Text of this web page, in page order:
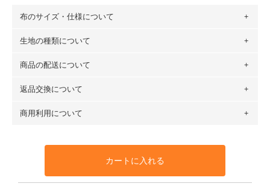
布のサイズ・仕様について
布の長さは50cm単位での販売になります。
場合 → 購入数量「7」
生地の種類について
・現在、すべてのデザインのプリントに使用している生地は
ットン（ダブルガーゼ）・100％コットン（ローン）・コッ
トンリネン（ビエラ織）・100％コットン（ツイル）・
100％コットン（キャンバス・11号帆布）です。
生地見本サンプル（無料）を購入する
商品の配送について
・ネコポスでの配送は、布は2mまで型紙は2個までとなりま
も送料の表示が600円となり宅急便での配送となります。
となります。
※万が一、検品時に不備が見つかった場合は、4～5営業日後
の発送となる場合がございます。
※土日祝は営業日に含まれません。
返品交換について
・布はご注文後に注文数量のみをプリントするため、
購入後
や用尺をお間違えのないようお願いします。思っていた色味
と違う、などの理由での返品は承れません。予めご了承くだ
商用利用について
す。ハンドメイドサイトなどでの販売用アイテムの製作にご
利用いただけます。「nunocoto fabric使用」といった記載
も不要です。（製品化した際に起こる全ての問題、クレーム
カートに入れる